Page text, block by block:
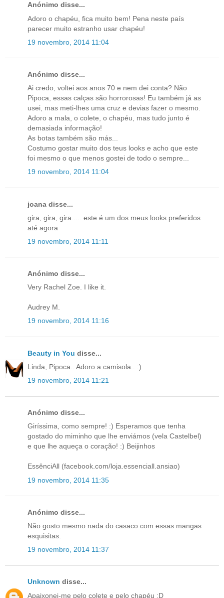
Anónimo disse...
Adoro o chapéu, fica muito bem! Pena neste país
parecer muito estranho usar chapéu!
19 novembro, 2014 11:04
Anónimo disse...
Ai credo, voltei aos anos 70 e nem dei conta? Não
Pipoca, essas calças são horrorosas! Eu também já as
usei, mas meti-lhes uma cruz e devias fazer o mesmo.
Adoro a mala, o colete, o chapéu, mas tudo junto é
demasiada informação!
As botas também são más...
Costumo gostar muito dos teus looks e acho que este
foi mesmo o que menos gostei de todo o sempre...
19 novembro, 2014 11:04
joana disse...
gira, gira, gira..... este é um dos meus looks preferidos
até agora
19 novembro, 2014 11:11
Anónimo disse...
Very Rachel Zoe. I like it.
Audrey M.
19 novembro, 2014 11:16
Beauty in You disse...
Linda, Pipoca.. Adoro a camisola.. :)
19 novembro, 2014 11:21
Anónimo disse...
Giríssima, como sempre! :) Esperamos que tenha
gostado do miminho que lhe enviámos (vela Castelbel)
e que lhe aqueça o coração! :) Beijinhos
EssênciAll (facebook.com/loja.essenciall.ansiao)
19 novembro, 2014 11:35
Anónimo disse...
Não gosto mesmo nada do casaco com essas mangas
esquisitas.
19 novembro, 2014 11:37
Unknown disse...
Apaixonei-me pelo colete e pelo chapéu :D